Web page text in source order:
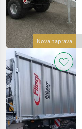
Nova naprava